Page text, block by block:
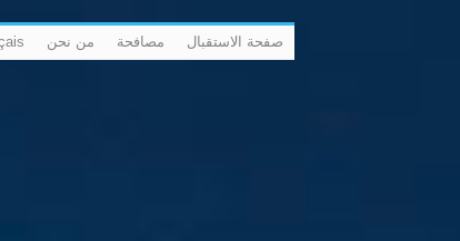
صفحة الاستقبال مصافحة من نحن